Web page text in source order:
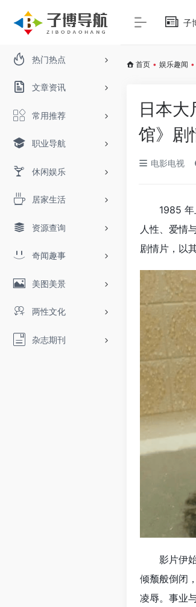
热门热点
文章资讯
常用推荐
职业导航
休闲娱乐
居家生活
资源查询
奇闻趣事
美图美景
两性文化
杂志期刊
子
首页 • 娱乐趣闻 •
日本
馆》剧
电影电视
1985
人性、爱情
剧情片，以
影片伊
倾颓般倒闭
凌辱。事业